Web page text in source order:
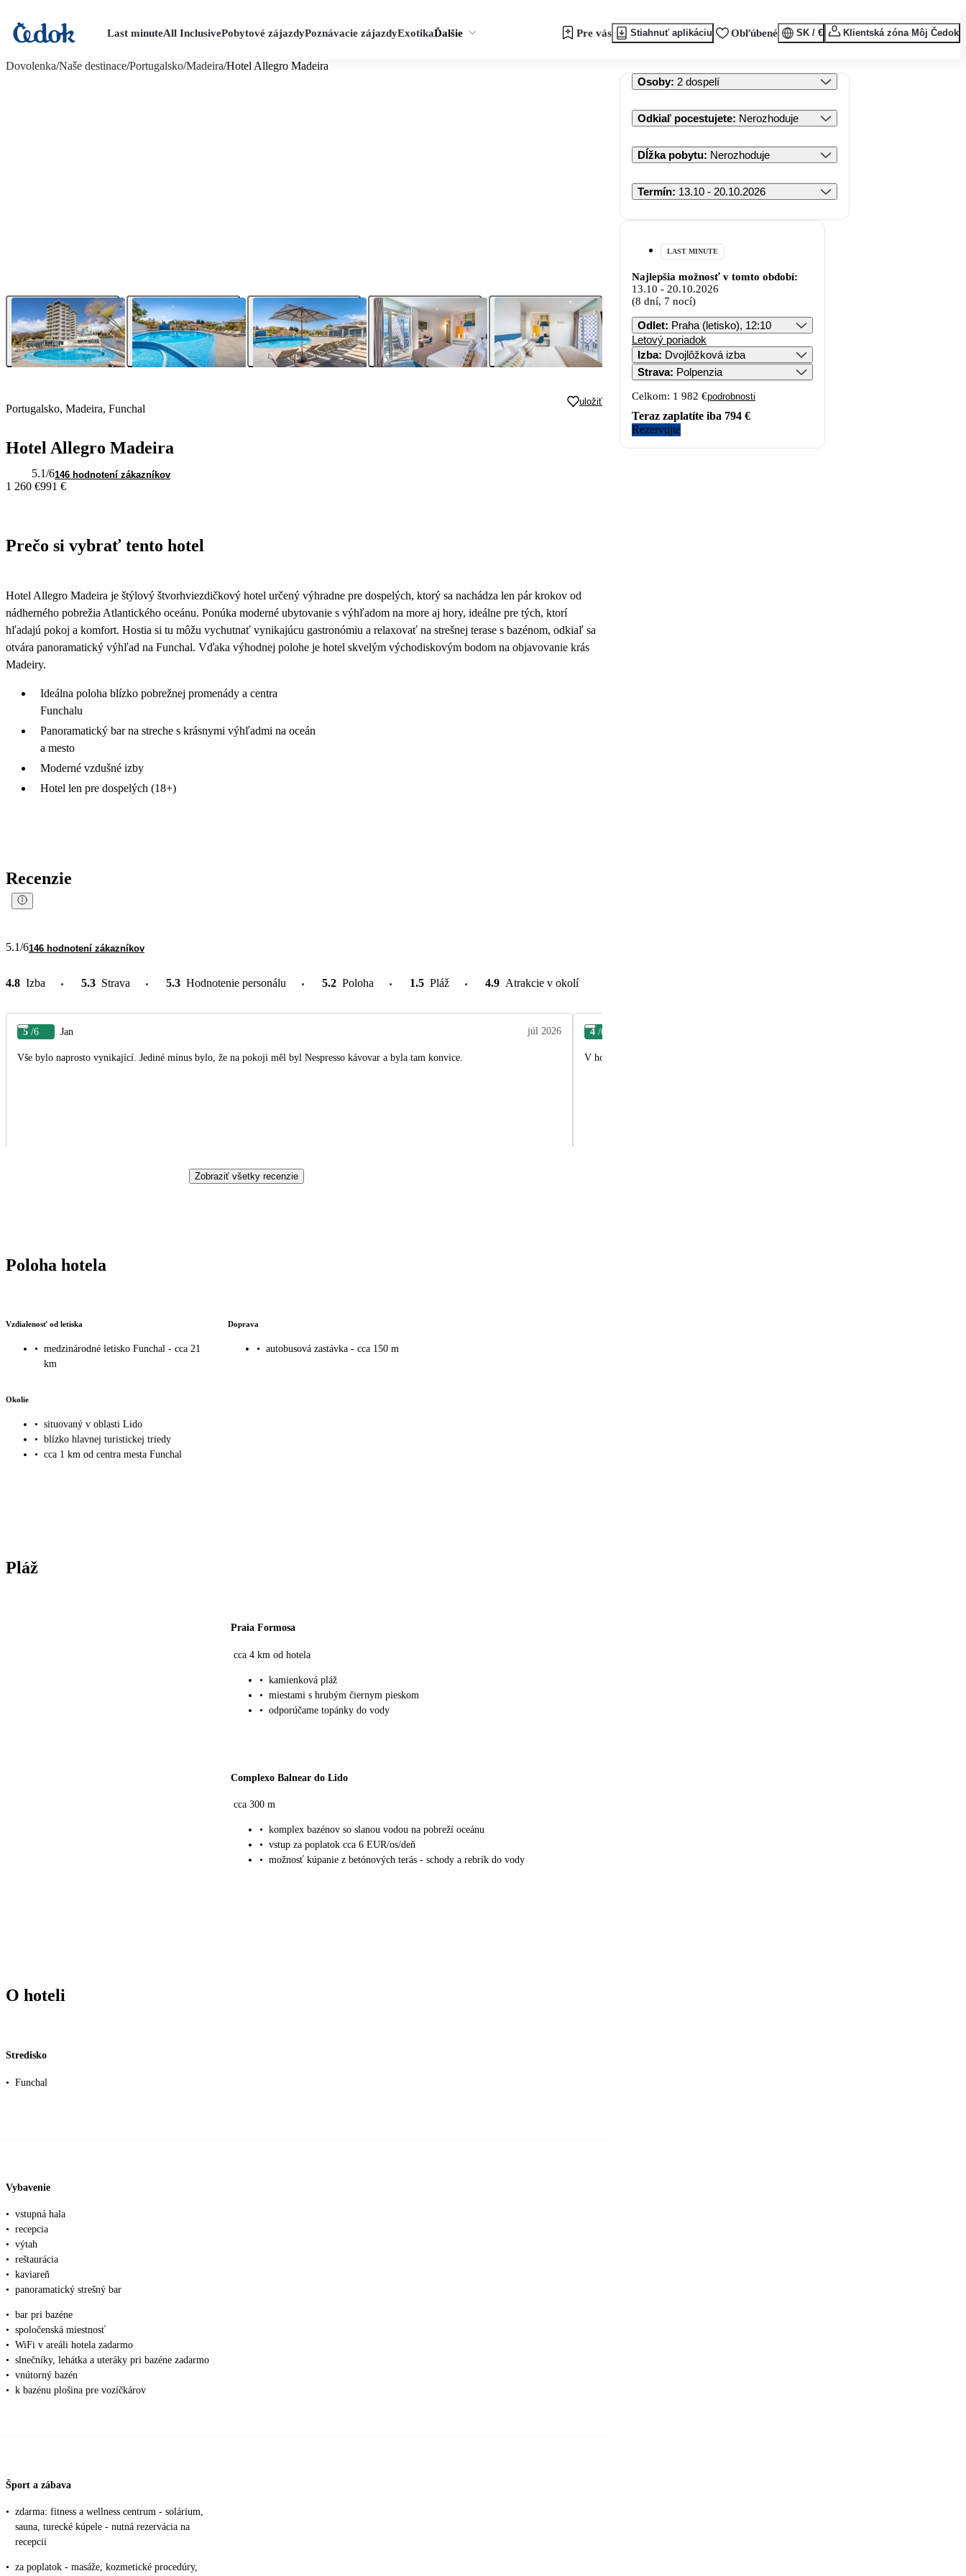
Last minuteAll InclusivePobytové zájazdyPoznávacie zájazdyExotikaĎalšie Pre vás Stiahnuť aplikáciu Obľúbené SK / € Klientská zóna Môj Čedok
Dovolenka/Naše destinace/Portugalsko/Madeira/Hotel Allegro Madeira
Portugalsko, Madeira, Funchal
uložiť
Hotel Allegro Madeira
5.1/6146 hodnotení zákazníkov
1 260 €991 €
Prečo si vybrať tento hotel
Hotel Allegro Madeira je štýlový štvorhviezdičkový hotel určený výhradne pre dospelých, ktorý sa nachádza len pár krokov od
nádherného pobrežia Atlantického oceánu. Ponúka moderné ubytovanie s výhľadom na more aj hory, ideálne pre tých, ktorí
hľadajú pokoj a komfort. Hostia si tu môžu vychutnať vynikajúcu gastronómiu a relaxovať na strešnej terase s bazénom, odkiaľ sa
otvára panoramatický výhľad na Funchal. Vďaka výhodnej polohe je hotel skvelým východiskovým bodom na objavovanie krás
Madeiry.
Ideálna poloha blízko pobrežnej promenády a centra
Funchalu
Panoramatický bar na streche s krásnymi výhľadmi na oceán
a mesto
Moderné vzdušné izby
Hotel len pre dospelých (18+)
Recenzie
5.1/6146 hodnotení zákazníkov
4.8 Izba 5.3 Strava 5.3 Hodnotenie personálu 5.2 Poloha 1.5 Pláž 4.9 Atrakcie v okolí
5 /6 Jan júl 2026
Vše bylo naprosto vynikající. Jediné mínus bylo, že na pokoji měl byl Nespresso kávovar a byla tam konvice.
4 /6
V hotelu jsem byl ubytovaný podruhé. Přístup i služby se změnily. Potřetí už asi ne.
Zobraziť všetky recenzie
Poloha hotela
Vzdialenosť od letiska
• medzinárodné letisko Funchal - cca 21
km
Doprava
• autobusová zastávka - cca 150 m
Okolie
• situovaný v oblasti Lido
• blízko hlavnej turistickej triedy
• cca 1 km od centra mesta Funchal
Pláž
Praia Formosa
cca 4 km od hotela
• kamienková pláž
• miestami s hrubým čiernym pieskom
• odporúčame topánky do vody
Complexo Balnear do Lido
cca 300 m
• komplex bazénov so slanou vodou na pobreží oceánu
• vstup za poplatok cca 6 EUR/os/deň
• možnosť kúpanie z betónových terás - schody a rebrík do vody
O hoteli
Stredisko
• Funchal
Vybavenie
• vstupná hala
• recepcia
• výtah
• reštaurácia
• kaviareň
• panoramatický strešný bar
• bar pri bazéne
• spoločenská miestnosť
• WiFi v areáli hotela zadarmo
• slnečníky, lehátka a uteráky pri bazéne zadarmo
• vnútorný bazén
• k bazénu plošina pre vozíčkárov
Šport a zábava
• zdarma: fitness a wellness centrum - solárium,
sauna, turecké kúpele - nutná rezervácia na
recepcii
• za poplatok - masáže, kozmetické procedúry,
Osoby: 2 dospelí
Odkiaľ pocestujete: Nerozhoduje
Dĺžka pobytu: Nerozhoduje
Termín: 13.10 - 20.10.2026
LAST MINUTE
Najlepšia možnosť v tomto období:
13.10 - 20.10.2026
(8 dní, 7 nocí)
Odlet: Praha (letisko), 12:10
Letový poriadok
Izba: Dvojlôžková izba
Strava: Polpenzia
Celkom: 1 982 €podrobnosti
Teraz zaplatíte iba 794 €
Rezervujte